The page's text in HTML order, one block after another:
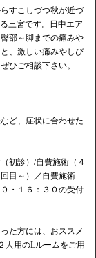
すこしづつ秋が近づ
三宮です。日中エア
部～脚までの痛みや
、激しい痛みやしび
ひご相談下さい。
ど、症状に合わせた
初診）/自費施術（４
目～）／自費施術
・１６：３０の受付
た方には、おススメ
人用のLルームをご用